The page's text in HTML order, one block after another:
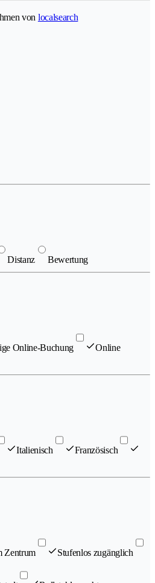
von localsearch
Distanz Bewertung
Online-Buchung
Online
Italienisch
Französisch
Zentrum Stufenlos zugänglich